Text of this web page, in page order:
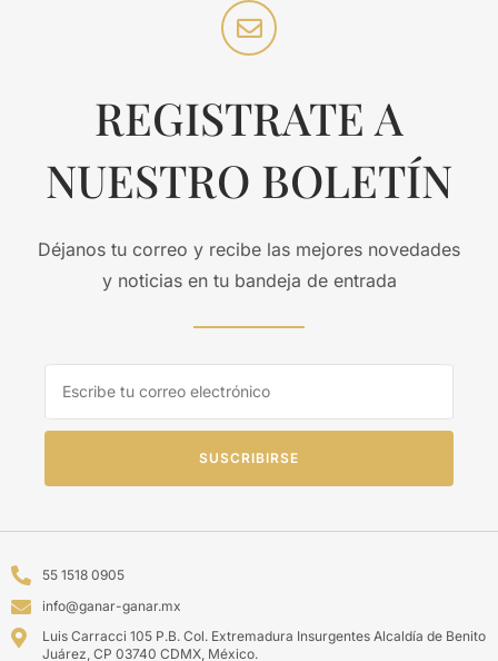
REGISTRATE A
NUESTRO BOLETÍN
Déjanos tu correo y recibe las mejores novedades
y noticias en tu bandeja de entrada
SUSCRIBIRSE
55 1518 0905
info@ganar-ganar.mx
Luis Carracci 105 P.B. Col. Extremadura Insurgentes Alcaldía de Benito
Juárez, CP 03740 CDMX, México.